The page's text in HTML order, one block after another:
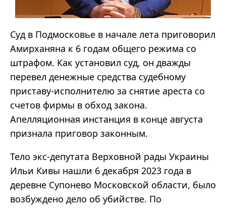
Суд в Подмосковье в начале лета приговорил
Амирханяна к 6 годам общего режима со
штрафом. Как установил суд, он дважды
перевел денежные средства судебному
приставу-исполнителю за снятие ареста со
счетов фирмы в обход закона.
Апелляционная инстанция в конце августа
признала приговор законным.
Тело экс-депутата Верховной рады Украины
Ильи Кивы нашли 6 декабря 2023 года в
деревне Супонево Московской области, было
возбуждено дело об убийстве. По